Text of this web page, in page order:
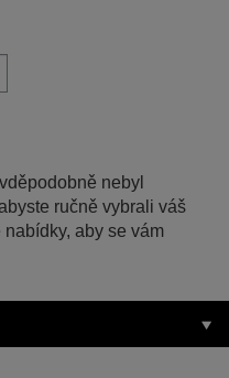
nebyl
ručně vybrali váš
aby se vám